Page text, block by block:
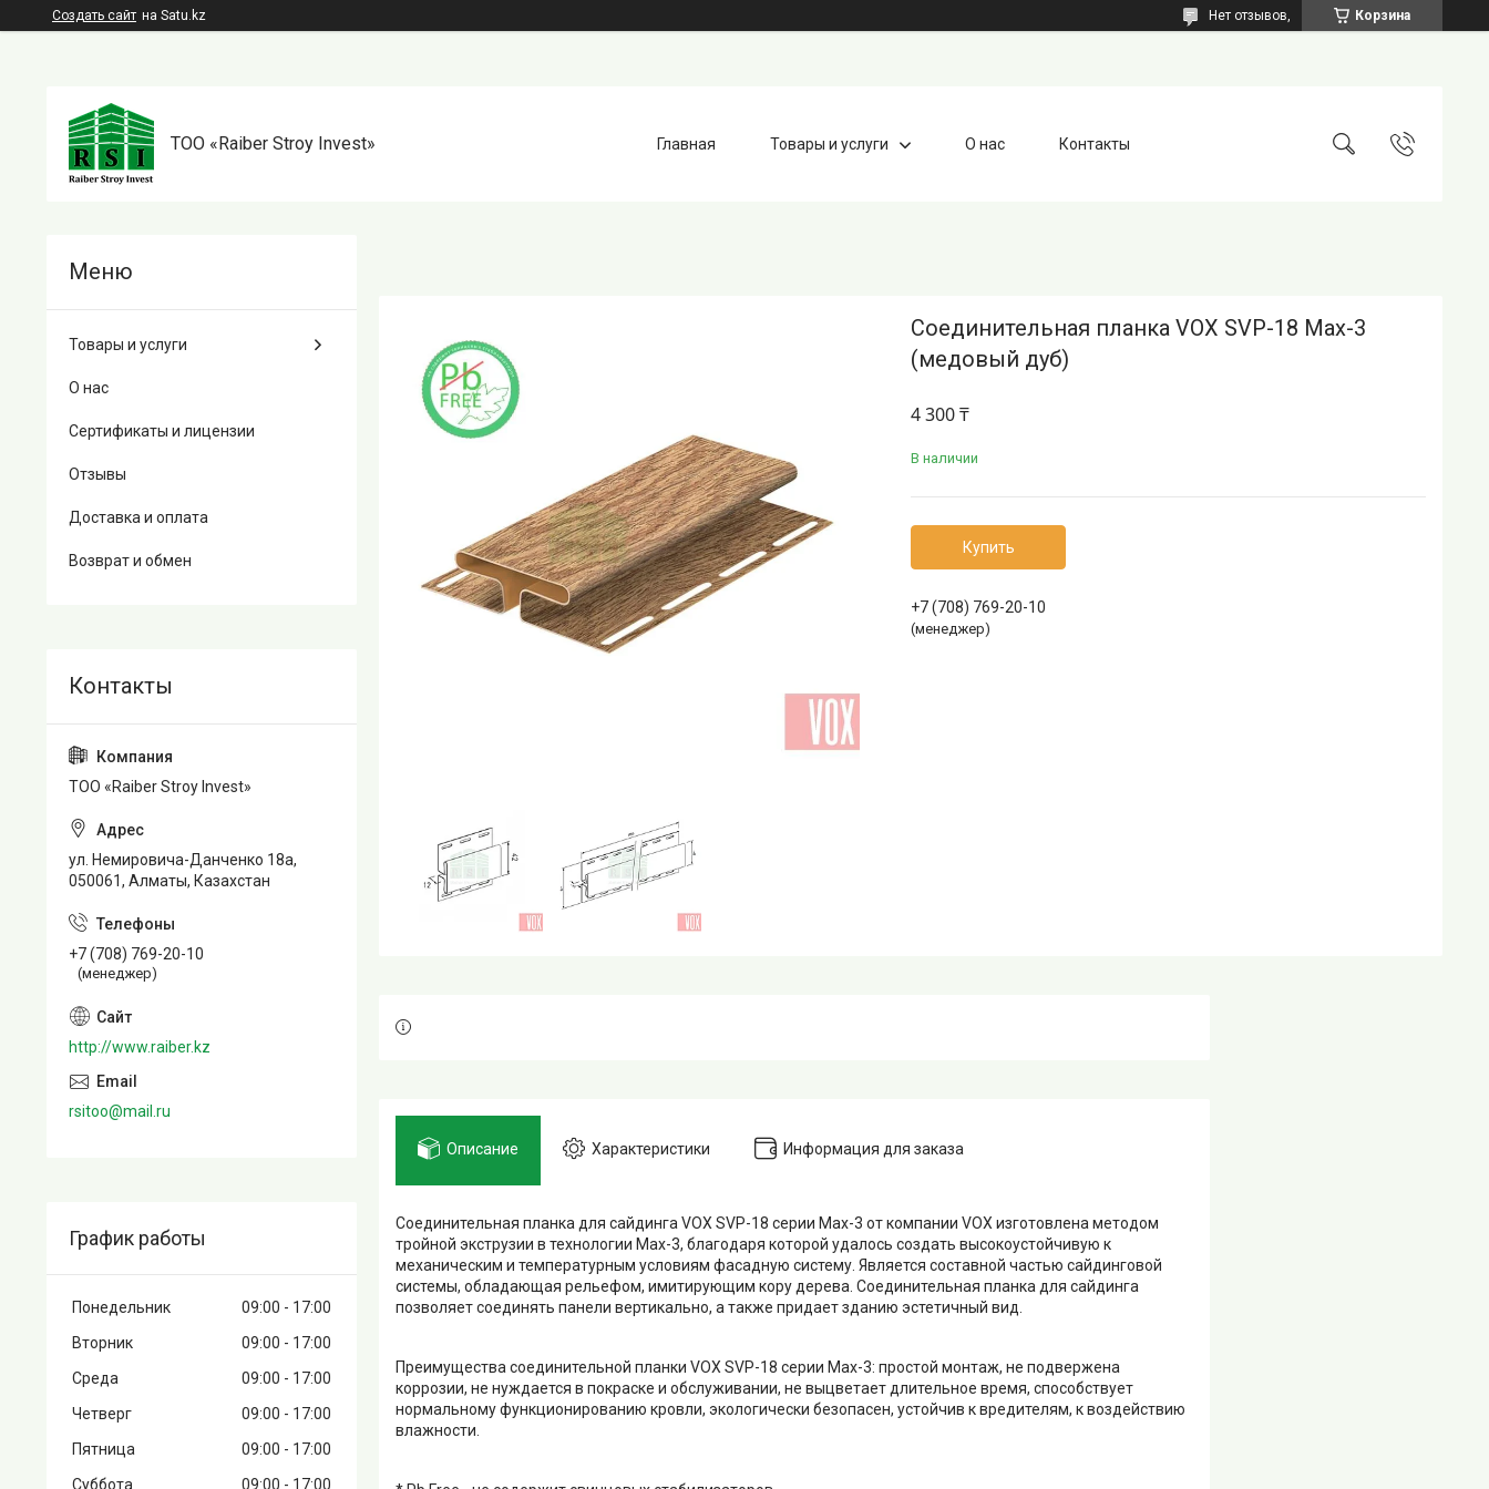
Создать сайт на Satu.kz Корзина
Нет отзывов,
TOO «Raiber Stroy Invest» Главная Товары и услуги О нас Контакты
Соединительная планка VOX SVP-18 Max-3
(медовый дуб)
4 300 ₸
В наличии
Купить
+7 (708) 769-20-10
(менеджер)
Описание Характеристики Информация для заказа
Соединительная планка для сайдинга VOX SVP-18 серии Max-3 от компании VOX изготовлена методом
тройной экструзии в технологии Max-3, благодаря которой удалось создать высокоустойчивую к
механическим и температурным условиям фасадную систему. Является составной частью сайдинговой
системы, обладающая рельефом, имитирующим кору дерева. Соединительная планка для сайдинга
позволяет соединять панели вертикально, а также придает зданию эстетичный вид.
Преимущества соединительной планки VOX SVP-18 серии Max-3: простой монтаж, не подвержена
коррозии, не нуждается в покраске и обслуживании, не выцветает длительное время, способствует
нормальному функционированию кровли, экологически безопасен, устойчив к вредителям, к воздействию
влажности.
Товары и услуги
О нас
Сертификаты и лицензии
Отзывы
Доставка и оплата
Возврат и обмен
TOO «Raiber Stroy Invest»
ул. Немировича-Данченко 18а,
050061, Алматы, Казахстан
+7 (708) 769-20-10
(менеджер)
http://www.raiber.kz
rsitoo@mail.ru
График работы
Понедельник 09:00
17:00
Вторник
09:00
17:00
Среда
09:00
17:00
Четверг
09:00
17:00
Пятница
09:00
17:00
Суббота
09:00 17:00